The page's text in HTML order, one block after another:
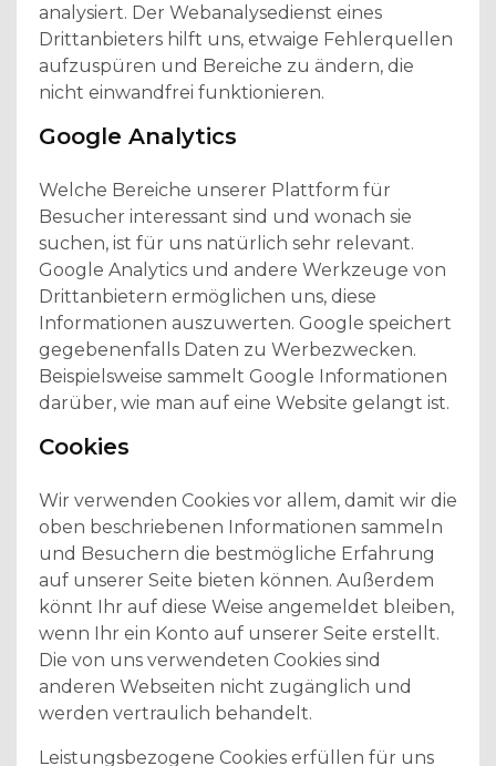
analysiert. Der Webanalysedienst eines
Drittanbieters hilft uns, etwaige Fehlerquellen
aufzuspüren und Bereiche zu ändern, die
nicht einwandfrei funktionieren.
Google Analytics
Welche Bereiche unserer Plattform für
Besucher interessant sind und wonach sie
suchen, ist für uns natürlich sehr relevant.
Google Analytics und andere Werkzeuge von
Drittanbietern ermöglichen uns, diese
Informationen auszuwerten. Google speichert
gegebenenfalls Daten zu Werbezwecken.
Beispielsweise sammelt Google Informationen
darüber, wie man auf eine Website gelangt ist.
Cookies
Wir verwenden Cookies vor allem, damit wir die
oben beschriebenen Informationen sammeln
und Besuchern die bestmögliche Erfahrung
auf unserer Seite bieten können. Außerdem
könnt Ihr auf diese Weise angemeldet bleiben,
wenn Ihr ein Konto auf unserer Seite erstellt.
Die von uns verwendeten Cookies sind
anderen Webseiten nicht zugänglich und
werden vertraulich behandelt.
Leistungsbezogene Cookies erfüllen für uns